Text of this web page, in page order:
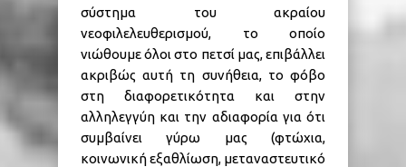
σύστημα του ακραίου
νεοφιλελευθερισμού, το οποίο
νιώθουμε όλοι στο πετσί μας, επιβάλλει
ακριβώς αυτή τη συνήθεια, το φόβο
στη διαφορετικότητα και στην
αλληλεγγύη και την αδιαφορία για ότι
συμβαίνει γύρω μας (φτώχια,
κοινωνική εξαθλίωση, μεταναστευτικό